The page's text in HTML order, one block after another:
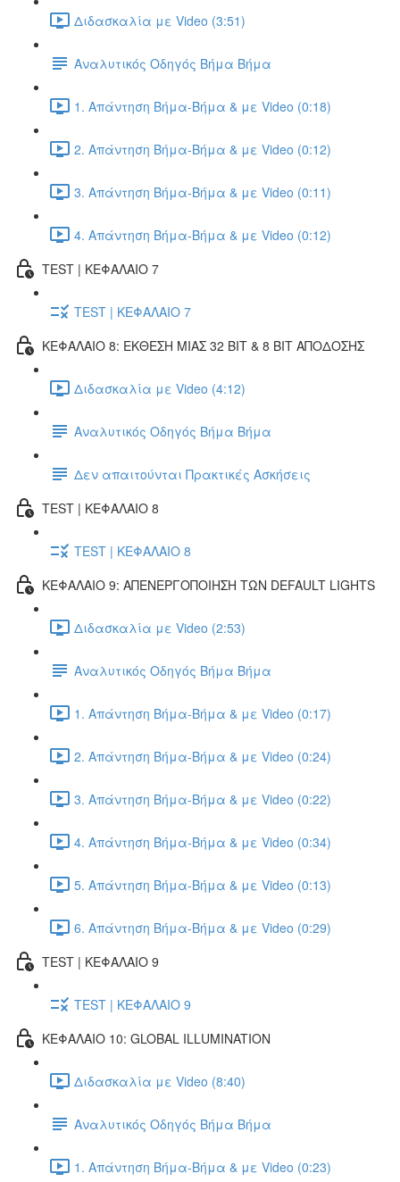
Διδασκαλία με Video (3:51)
Αναλυτικός Οδηγός Βήμα Βήμα
1. Απάντηση Βήμα-Βήμα & με Video (0:18)
2. Απάντηση Βήμα-Βήμα & με Video (0:12)
3. Απάντηση Βήμα-Βήμα & με Video (0:11)
4. Απάντηση Βήμα-Βήμα & με Video (0:12)
TEST | ΚΕΦΑΛΑΙΟ 7
TEST | ΚΕΦΑΛΑΙΟ 7
ΚΕΦΑΛΑΙΟ 8: ΕΚΘΕΣΗ ΜΙΑΣ 32 BIT & 8 BIT ΑΠΟΔΟΣΗΣ
Διδασκαλία με Video (4:12)
Αναλυτικός Οδηγός Βήμα Βήμα
Δεν απαιτούνται Πρακτικές Ασκήσεις
TEST | ΚΕΦΑΛΑΙΟ 8
TEST | ΚΕΦΑΛΑΙΟ 8
ΚΕΦΑΛΑΙΟ 9: ΑΠΕΝΕΡΓΟΠΟΙΗΣΗ ΤΩΝ DEFAULT LIGHTS
Διδασκαλία με Video (2:53)
Αναλυτικός Οδηγός Βήμα Βήμα
1. Απάντηση Βήμα-Βήμα & με Video (0:17)
2. Απάντηση Βήμα-Βήμα & με Video (0:24)
3. Απάντηση Βήμα-Βήμα & με Video (0:22)
4. Απάντηση Βήμα-Βήμα & με Video (0:34)
5. Απάντηση Βήμα-Βήμα & με Video (0:13)
6. Απάντηση Βήμα-Βήμα & με Video (0:29)
TEST | ΚΕΦΑΛΑΙΟ 9
TEST | ΚΕΦΑΛΑΙΟ 9
ΚΕΦΑΛΑΙΟ 10: GLOBAL ILLUMINATION
Διδασκαλία με Video (8:40)
Αναλυτικός Οδηγός Βήμα Βήμα
1. Απάντηση Βήμα-Βήμα & με Video (0:23)